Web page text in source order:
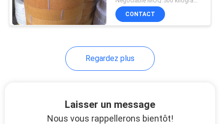
Hoist Tractor
CONTACT
Regardez plus
Laisser un message
Nous vous rappellerons bientôt!